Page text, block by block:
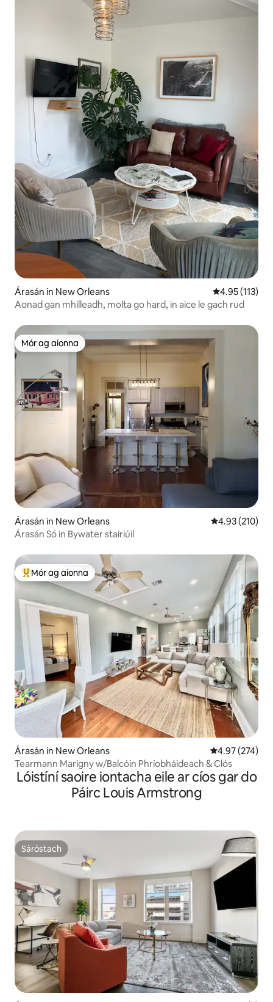
Árasán in New Orleans Meánrátáil
4.95 (113)
Aonad gan mhilleadh, molta go hard, in aice le gach rud
Mór ag aíonna
Mór ag aíonna
Árasán in New Orleans Meánrátáil
4.93 (210)
Árasán Só in Bywater stairiúil
An-mhór ag aíonna
Mór ag aíonna
Árasán in New Orleans Meánrátáil
4.97 (274)
Tearmann Marigny w/Balcóin Phríobháideach & Clós
Lóistíní saoire iontacha eile ar cíos gar do
Páirc Louis Armstrong
Sáróstach
Sáróstach